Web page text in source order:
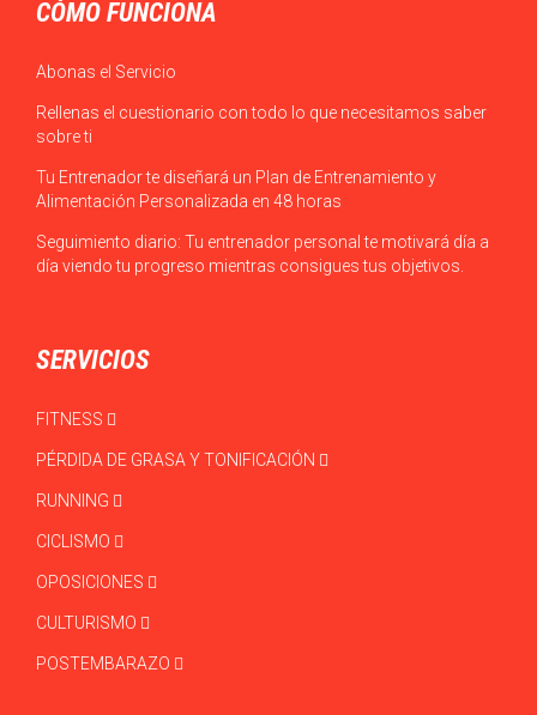
CÓMO FUNCIONA
Abonas el Servicio
Rellenas el cuestionario con todo lo que necesitamos saber
sobre ti
Tu Entrenador te diseñará un Plan de Entrenamiento y
Alimentación Personalizada en 48 horas
Seguimiento diario: Tu entrenador personal te motivará día a
día viendo tu progreso mientras consigues tus objetivos.
SERVICIOS
FITNESS
PÉRDIDA DE GRASA Y TONIFICACIÓN
RUNNING
CICLISMO
OPOSICIONES
CULTURISMO
POSTEMBARAZO